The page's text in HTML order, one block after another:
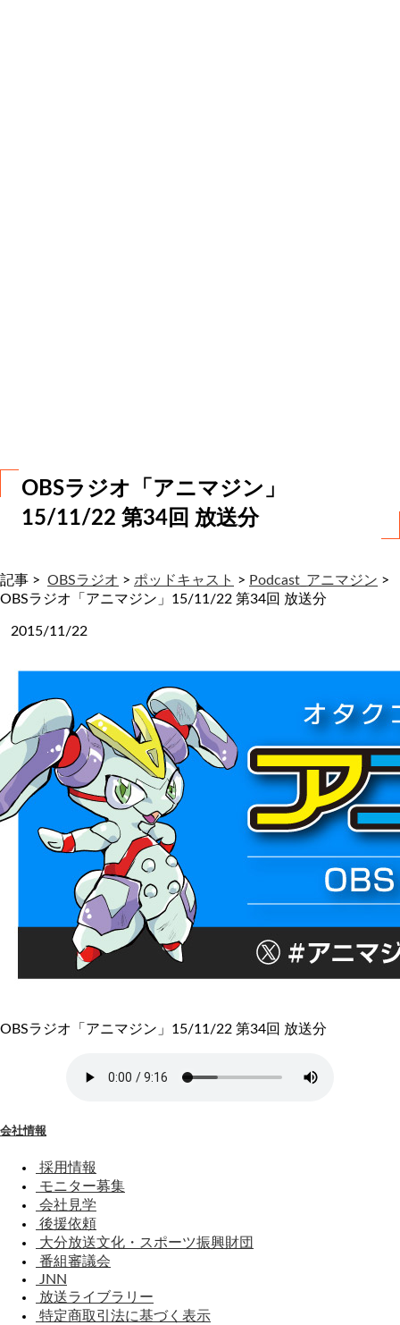
OBSラジオ「アニマジン」
15/11/22 第34回 放送分
記事 > OBSラジオ > ポッドキャスト > Podcast_アニマジン >
OBSラジオ「アニマジン」15/11/22 第34回 放送分
2015/11/22
OBSラジオ「アニマジン」15/11/22 第34回 放送分
会社情報
採用情報
モニター募集
会社見学
後援依頼
大分放送文化・スポーツ振興財団
番組審議会
JNN
放送ライブラリー
特定商取引法に基づく表示